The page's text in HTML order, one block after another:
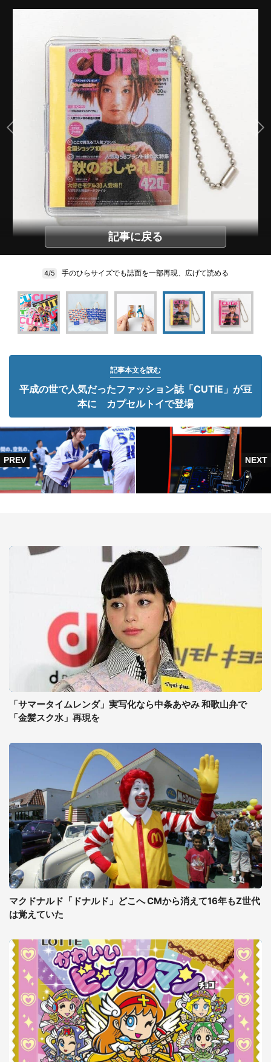
記事に戻る
4/5 手のひらサイズでも誌面を一部再現、広げて読める
記事本文を読む
平成の世で人気だったファッション誌「CUTiE」が豆
本に カプセルトイで登場
「サマータイムレンダ」実写化なら中条あやみ 和歌山弁で
「金髪スク水」再現を
マクドナルド「ドナルド」どこへ CMから消えて16年もZ世代
は覚えていた